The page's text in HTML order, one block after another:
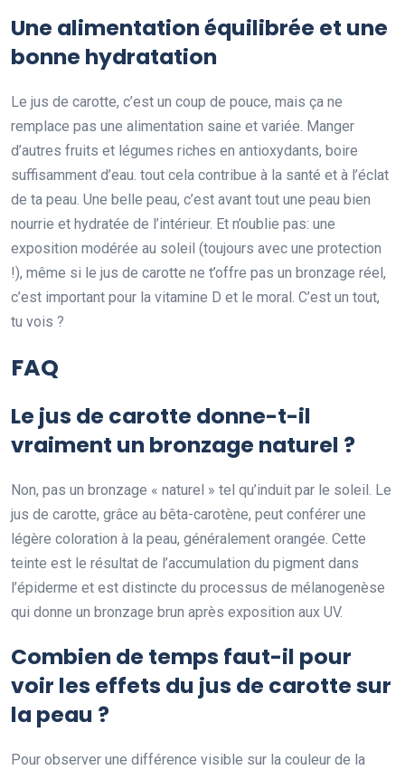
Une alimentation équilibrée et une
bonne hydratation
Le jus de carotte, c’est un coup de pouce, mais ça ne
remplace pas une alimentation saine et variée. Manger
d’autres fruits et légumes riches en antioxydants, boire
suffisamment d’eau. tout cela contribue à la santé et à l’éclat
de ta peau. Une belle peau, c’est avant tout une peau bien
nourrie et hydratée de l’intérieur. Et n’oublie pas: une
exposition modérée au soleil (toujours avec une protection
!), même si le jus de carotte ne t’offre pas un bronzage réel,
c’est important pour la vitamine D et le moral. C’est un tout,
tu vois ?
FAQ
Le jus de carotte donne-t-il
vraiment un bronzage naturel ?
Non, pas un bronzage « naturel » tel qu’induit par le soleil. Le
jus de carotte, grâce au bêta-carotène, peut conférer une
légère coloration à la peau, généralement orangée. Cette
teinte est le résultat de l’accumulation du pigment dans
l’épiderme et est distincte du processus de mélanogenèse
qui donne un bronzage brun après exposition aux UV.
Combien de temps faut-il pour
voir les effets du jus de carotte sur
la peau ?
Pour observer une différence visible sur la couleur de la